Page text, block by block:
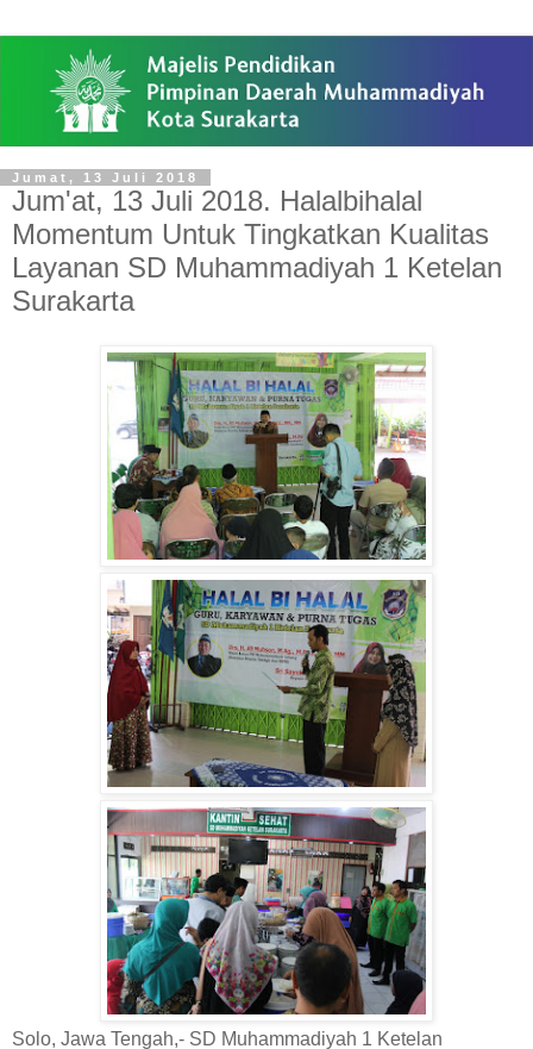
Jumat, 13 Juli 2018
Jum'at, 13 Juli 2018. Halalbihalal
Momentum Untuk Tingkatkan Kualitas
Layanan SD Muhammadiyah 1 Ketelan
Surakarta
Solo, Jawa Tengah,- SD Muhammadiyah 1 Ketelan